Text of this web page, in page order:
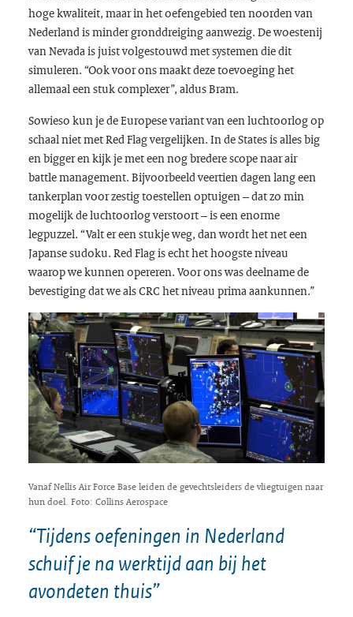
hoge kwaliteit, maar in het oefengebied ten noorden van
Nederland is minder gronddreiging aanwezig. De woestenij
van Nevada is juist volgestouwd met systemen die dit
simuleren. “Ook voor ons maakt deze toevoeging het
allemaal een stuk complexer”, aldus Bram.
Sowieso kun je de Europese variant van een luchtoorlog op
schaal niet met Red Flag vergelijken. In de States is alles big
en bigger en kijk je met een nog bredere scope naar air
battle management. Bijvoorbeeld veertien dagen lang een
tankerplan voor zestig toestellen optuigen – dat zo min
mogelijk de luchtoorlog verstoort – is een enorme
legpuzzel. “Valt er een stukje weg, dan wordt het net een
Japanse sudoku. Red Flag is echt het hoogste niveau
waarop we kunnen opereren. Voor ons was deelname de
bevestiging dat we als CRC het niveau prima aankunnen.”
Vanaf Nellis Air Force Base leiden de gevechtsleiders de vliegtuigen naar
hun doel. Foto: Collins Aerospace
“Tijdens oefeningen in Nederland
schuif je na werktijd aan bij het
avondeten thuis”